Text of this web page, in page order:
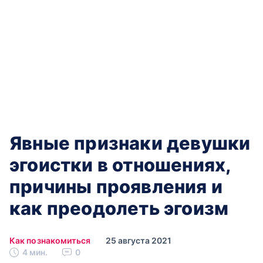
Явные‌ ‌признаки‌ ‌девушки‌
‌эгоистки‌ ‌в‌ ‌отношениях,‌
‌причины‌ ‌проявления‌ ‌и‌
‌как‌ преодолеть‌ ‌эгоизм‌
Как познакомиться
25 августа 2021
4 мин.
0